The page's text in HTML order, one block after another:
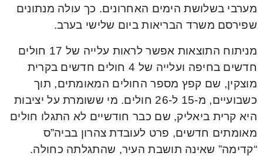
מערבי בשלושת הימים האחרונים. כך עולה מנתונים
שפירסם משרד הבריאות ביום שלישי בערב.
מניתוח התוצאות אפשר לראות עלייה של 17 חולים
חדשים בחיפה ועלייה של 4 חולים חדשים בקרית
מוצקין, שם קפץ מספר החולים המאומתים, תוך
כשבועיים, מ-15 ל-26 חולים. מי ששומרת על יציבות
היא קרית ביאליק, שם כבר חודשיים לא התגלו חולים
מאומתים חדשים, פרט לעובדת צהרון בביה”ס
“קדימה” שאינה תושבת העיר, שהתגלתה כחולה.